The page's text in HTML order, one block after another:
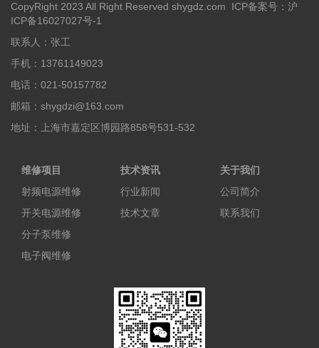
CopyRight 2023 All Right Reserved shygdz.com ICP备案号： 沪
ICP备16027027号-1
联系人：张工
手机：13761149023
电话：021-50157782
邮箱：shygdzi@163.com
地址：上海市嘉定区博园路858号531-532
维修项目
射频电源维修
开关电源维修
分子泵维修
电子阀维修
技术资讯
行业新闻
技术文章
关于我们
公司简介
联系我们